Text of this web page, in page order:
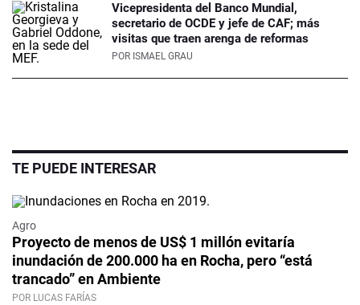
Vicepresidenta del Banco Mundial,
secretario de OCDE y jefe de CAF; más
visitas que traen arenga de reformas
POR ISMAEL GRAU
TE PUEDE INTERESAR
Agro
Proyecto de menos de US$ 1 millón evitaría
inundación de 200.000 ha en Rocha, pero “está
trancado” en Ambiente
POR LUCAS FARÍAS